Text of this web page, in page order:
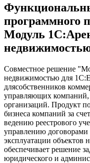
программного
Модуль
Совместное решение
недвижимостью для
длясобственников
управляющих компаний,
организаций. Продукт
бизнеса компаний за
ведению реестрового
управлению договорами
эксплуатации объектов
обеспечивает решение
юридического и